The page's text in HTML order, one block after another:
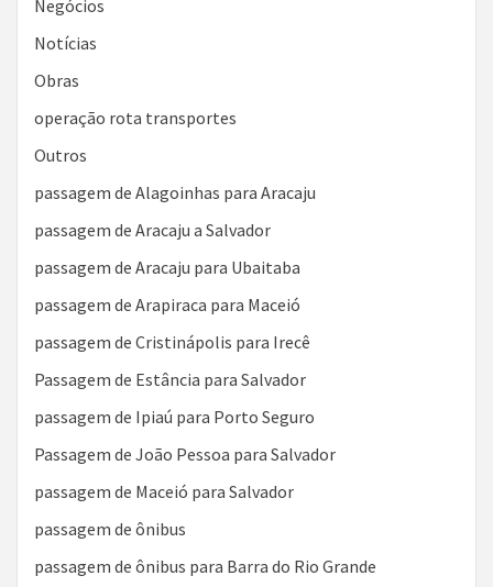
Negócios
Notícias
Obras
operação rota transportes
Outros
passagem de Alagoinhas para Aracaju
passagem de Aracaju a Salvador
passagem de Aracaju para Ubaitaba
passagem de Arapiraca para Maceió
passagem de Cristinápolis para Irecê
Passagem de Estância para Salvador
passagem de Ipiaú para Porto Seguro
Passagem de João Pessoa para Salvador
passagem de Maceió para Salvador
passagem de ônibus
passagem de ônibus para Barra do Rio Grande